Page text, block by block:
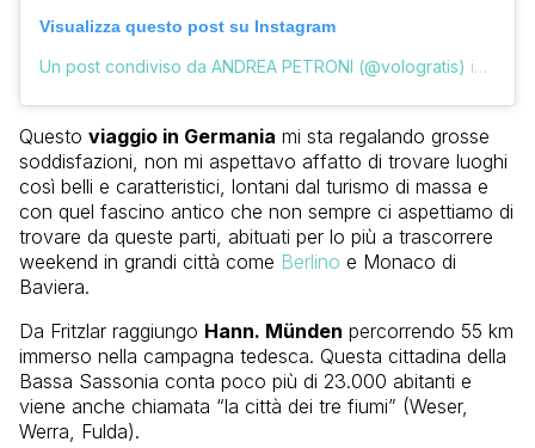
Visualizza questo post su Instagram
Un post condiviso da ANDREA PETRONI (@vologratis) in data:
Questo viaggio in Germania mi sta regalando grosse
soddisfazioni, non mi aspettavo affatto di trovare luoghi
così belli e caratteristici, lontani dal turismo di massa e
con quel fascino antico che non sempre ci aspettiamo di
trovare da queste parti, abituati per lo più a trascorrere
weekend in grandi città come Berlino e Monaco di
Baviera.
Da Fritzlar raggiungo Hann. Münden percorrendo 55 km
immerso nella campagna tedesca. Questa cittadina della
Bassa Sassonia conta poco più di 23.000 abitanti e
viene anche chiamata “la città dei tre fiumi” (Weser,
Werra, Fulda).